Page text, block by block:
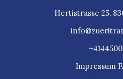
Hertistrasse 25,
Impressum